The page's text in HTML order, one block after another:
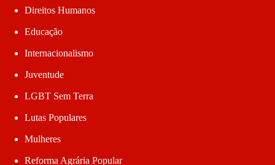
Direitos Humanos
Educação
Internacionalismo
Juventude
LGBT Sem Terra
Lutas Populares
Mulheres
Reforma Agrária Popular